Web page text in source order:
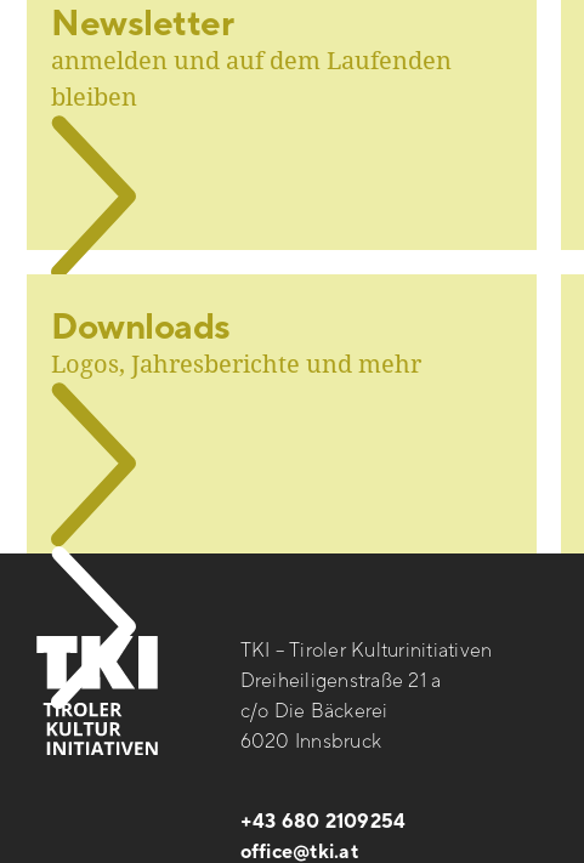
Newsletter
anmelden und auf dem Laufenden
bleiben
Downloads
Logos, Jahresberichte und mehr
TKI – Tiroler Kulturinitiativen
Dreiheiligenstraße 21 a
c/o Die Bäckerei
6020 Innsbruck
+43 680 2109254
office@tki.at